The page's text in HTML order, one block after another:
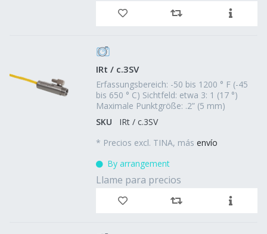
IRt / c.3SV
Erfassungsbereich: -50 bis 1200 ° F (-45
bis 650 ° C) Sichtfeld: etwa 3: 1 (17 °)
Maximale Punktgröße: .2” (5 mm)
SKU
IRt / c.3SV
* Precios excl. TINA, más envío
By arrangement
Llame para precios